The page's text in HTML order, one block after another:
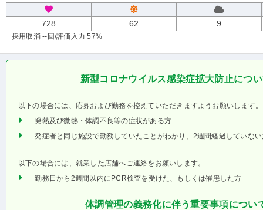
728 62 9
採用取消 --回/評価入力 57%
新型コロナウイルス感染症拡大防止につ
以下の場合には、応募および勤務を控えていただきますようお願いします。
発熱及び微熱・体調不良等の症状がある方
発症者と同じ施設で勤務していたことがわかり、2週間経過していな
以下の場合には、就業した店舗へご連絡をお願いします。
勤務日から2週間以内にPCR検査を受けた、もしくは罹患した方
体調管理の義務化に伴う重要事項につい